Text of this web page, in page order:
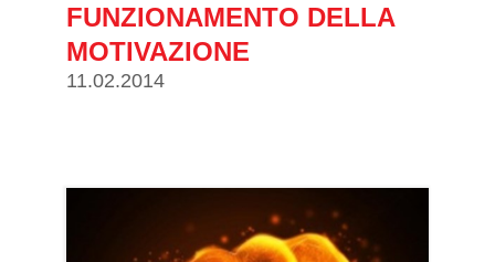
FUNZIONAMENTO DELLA
MOTIVAZIONE
11.02.2014